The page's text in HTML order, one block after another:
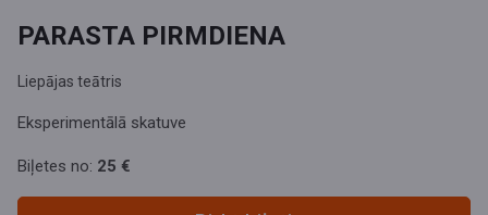
PARASTA PIRMDIENA
Liepājas teātris
Eksperimentālā skatuve
Biļetes no: 25 €